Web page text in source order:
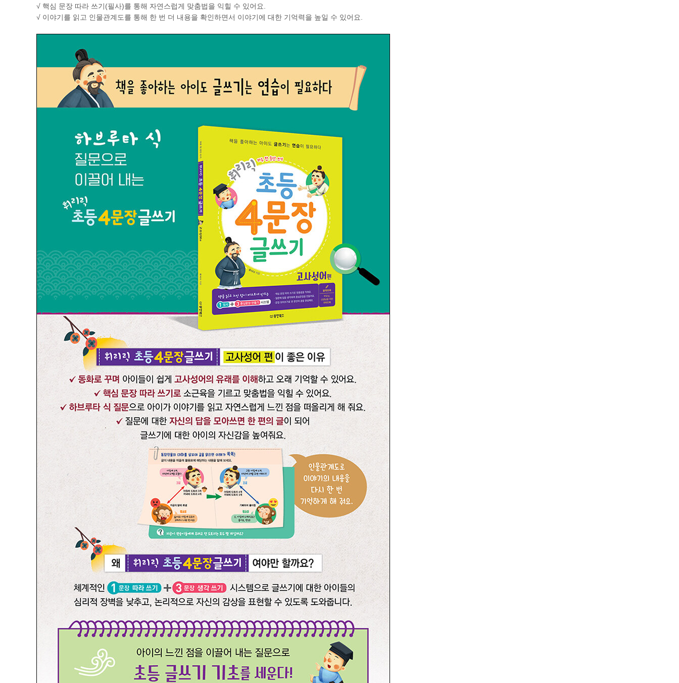
√ 핵심 문장 따라 쓰기(필사)를 통해 자연스럽게 맞춤법을 익힐 수 있어요.
√ 이야기를 읽고 인물관계도를 통해 한 번 더 내용을 확인하면서 이야기에 대한 기억력을 높일 수 있어요.